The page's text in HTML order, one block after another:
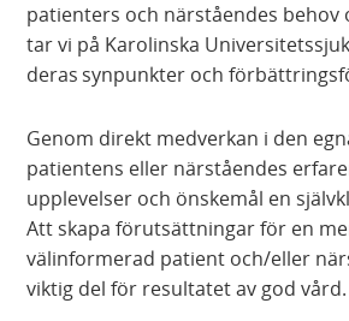
patienters och närståendes behov
tar vi på Karolinska
deras synpunkter och
​Genom direkt medverkan i den
patientens eller närståendes
upplevelser och önskemål en
Att skapa förutsättningar för en
välinformerad patient och/eller
viktig del för resultatet av god vård.